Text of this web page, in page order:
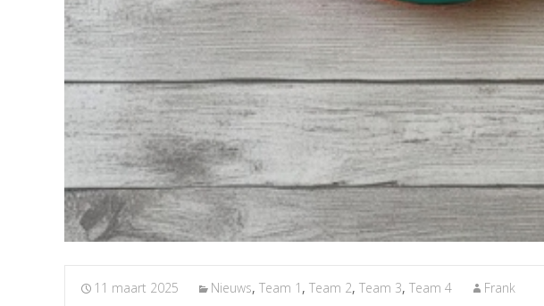
11 maart 2025 Nieuws, Team 1 , Team 2, Team 3, Team 4 Frank